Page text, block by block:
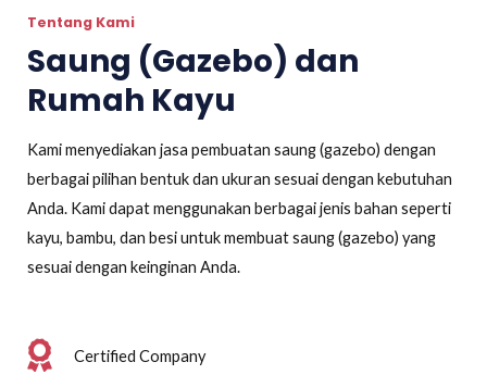
Tentang Kami
Saung (Gazebo) dan
Rumah Kayu
Kami menyediakan jasa pembuatan saung (gazebo) dengan
berbagai pilihan bentuk dan ukuran sesuai dengan kebutuhan
Anda. Kami dapat menggunakan berbagai jenis bahan seperti
kayu, bambu, dan besi untuk membuat saung (gazebo) yang
sesuai dengan keinginan Anda.
Certified Company